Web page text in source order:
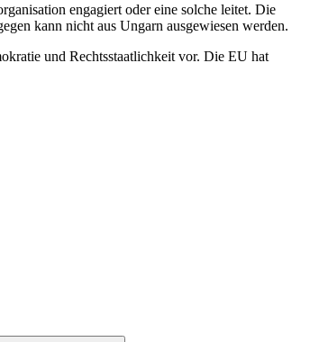
engagiert oder eine solche leitet. Die
kann nicht aus Ungarn ausgewiesen werden.
und Rechtsstaatlichkeit vor. Die EU hat